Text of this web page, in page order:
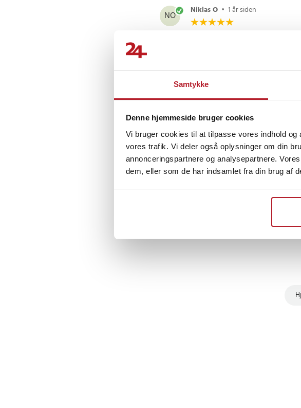
Samtykke
Denne hjemmeside bruger cookies
Vi bruger cookies til at tilpasse vores indhold
vores trafik. Vi deler også oplysninger om din
annonceringspartnere og analysepartnere.
dem, eller som de har indsamlet fra din brug af
NO Niklas O • 1 år siden
GG
TH Tommy H 3 år siden
MD Milda D •3 år siden